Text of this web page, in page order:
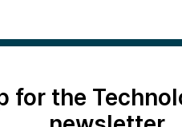
for the